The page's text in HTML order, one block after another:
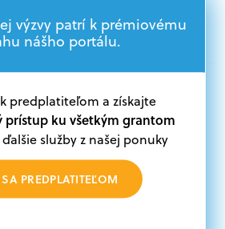
na portáli Grantexpert.sk
z eurofondov, plánu obnovy a
výzvy patrí k prémiovému
nášho portálu.
predplatiteľom a získajte
prístup ku všetkým grantom
služby z našej ponuky
SA PREDPLATITEĽOM